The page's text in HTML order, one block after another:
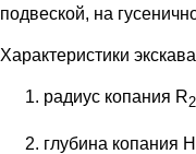
подвеской, на
Характеристики
радиус копания R2
глубина копания H